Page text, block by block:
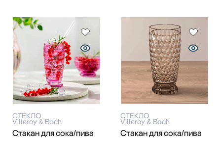
СТЕКЛО
Villeroy & Boch
Стакан для сока/пива
СТЕКЛО
Villeroy & Boch
Стакан для сока/пива